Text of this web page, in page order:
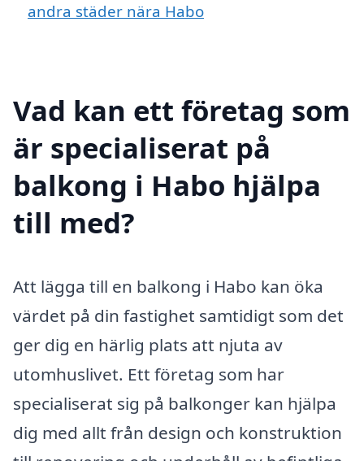
andra städer nära Habo
Vad kan ett företag som
är specialiserat på
balkong i Habo hjälpa
till med?
Att lägga till en balkong i Habo kan öka
värdet på din fastighet samtidigt som det
ger dig en härlig plats att njuta av
utomhuslivet. Ett företag som har
specialiserat sig på balkonger kan hjälpa
dig med allt från design och konstruktion